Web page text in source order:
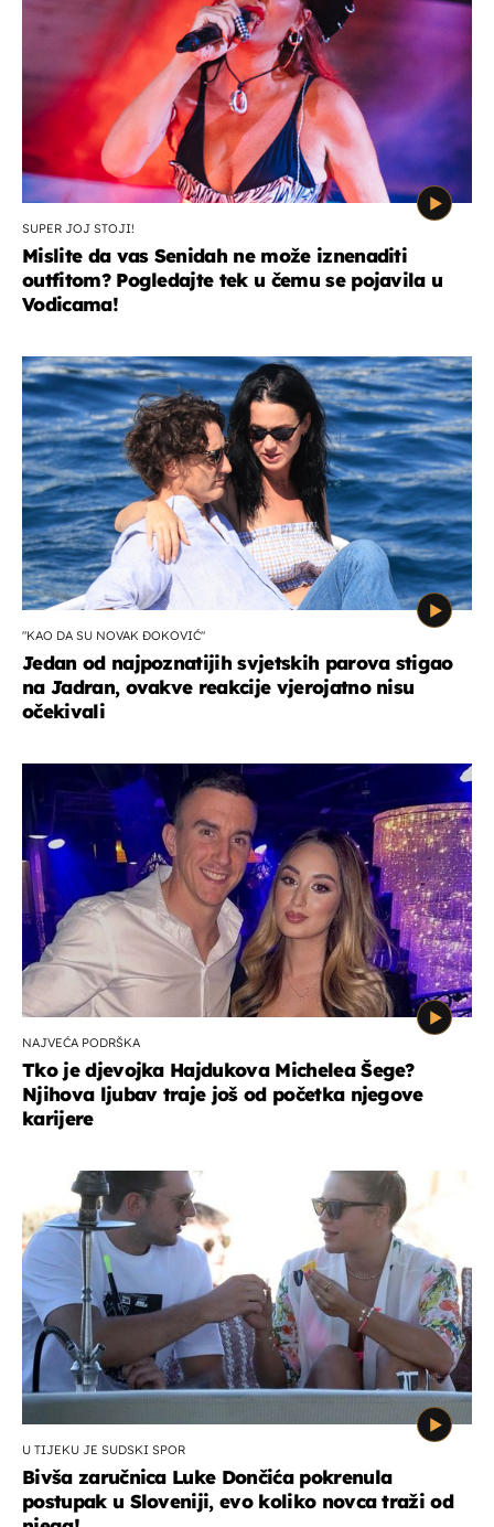
SUPER JOJ STOJI!
Mislite da vas Senidah ne može iznenaditi
outfitom? Pogledajte tek u čemu se pojavila u
Vodicama!
"KAO DA SU NOVAK ĐOKOVIĆ"
Jedan od najpoznatijih svjetskih parova stigao
na Jadran, ovakve reakcije vjerojatno nisu
očekivali
NAJVEĆA PODRŠKA
Tko je djevojka Hajdukova Michelea Šege?
Njihova ljubav traje još od početka njegove
karijere
U TIJEKU JE SUDSKI SPOR
Bivša zaručnica Luke Dončića pokrenula
postupak u Sloveniji, evo koliko novca traži od